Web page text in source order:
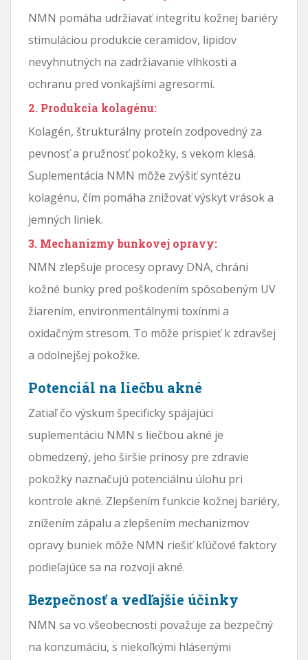
NMN pomáha udržiavať integritu kožnej bariéry
stimuláciou produkcie ceramidov, lipidov
nevyhnutných na zadržiavanie vlhkosti a
ochranu pred vonkajšími agresormi.
2. Produkcia kolagénu:
Kolagén, štrukturálny proteín zodpovedný za
pevnosť a pružnosť pokožky, s vekom klesá.
Suplementácia NMN môže zvýšiť syntézu
kolagénu, čím pomáha znižovať výskyt vrások a
jemných liniek.
3. Mechanizmy bunkovej opravy:
NMN zlepšuje procesy opravy DNA, chráni
kožné bunky pred poškodením spôsobeným UV
žiarením, environmentálnymi toxínmi a
oxidačným stresom. To môže prispieť k zdravšej
a odolnejšej pokožke.
Potenciál na liečbu akné
Zatiaľ čo výskum špecificky spájajúci
suplementáciu NMN s liečbou akné je
obmedzený, jeho širšie prínosy pre zdravie
pokožky naznačujú potenciálnu úlohu pri
kontrole akné. Zlepšením funkcie kožnej bariéry,
znížením zápalu a zlepšením mechanizmov
opravy buniek môže NMN riešiť kľúčové faktory
podieľajúce sa na rozvoji akné.
Bezpečnosť a vedľajšie účinky
NMN sa vo všeobecnosti považuje za bezpečný
na konzumáciu, s niekoľkými hlásenými